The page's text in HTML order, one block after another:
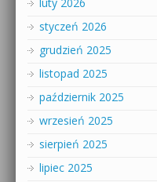
styczeń 2026
grudzień 2025
listopad 2025
październik 2025
wrzesień 2025
sierpień 2025
lipiec 2025